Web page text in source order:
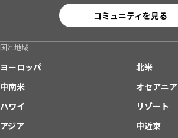
コミュニティを見る
国と地域
ヨーロッパ
北米
中南米
オセアニア
ハワイ
リゾート
アジア
中近東